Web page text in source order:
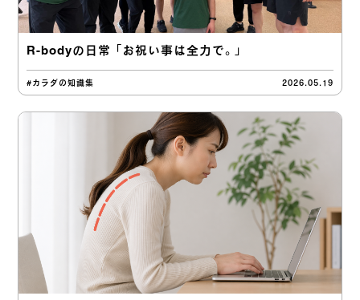
R-bodyの日常 「お祝い事は全力で。」
#カラダの知識集 2026.05.19